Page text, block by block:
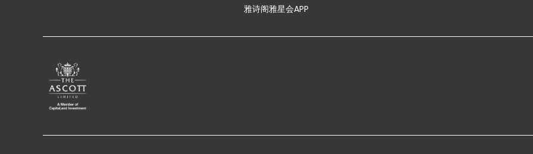
雅诗阁雅星会APP